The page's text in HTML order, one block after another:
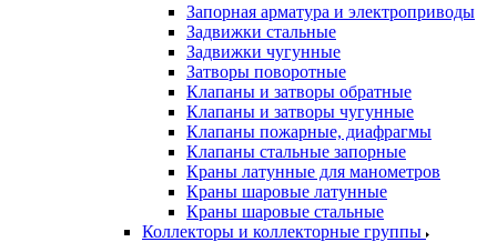
Запорная арматура и электроприводы
Задвижки стальные
Задвижки чугунные
Затворы поворотные
Клапаны и затворы обратные
Клапаны и затворы чугунные
Клапаны пожарные, диафрагмы
Клапаны стальные запорные
Краны латунные для манометров
Краны шаровые латунные
Краны шаровые стальные
Коллекторы и коллекторные группы